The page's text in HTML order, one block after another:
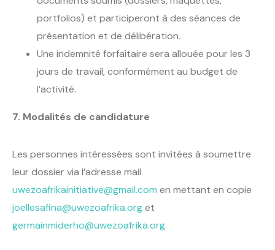
portfolios) et participeront à des séances de
présentation et de délibération.
Une indemnité forfaitaire sera allouée pour les 3
jours de travail, conformément au budget de
l’activité.
7. Modalités de candidature
Les personnes intéressées sont invitées à soumettre
leur dossier via l’adresse mail
uwezoafrikainitiative@gmail.com en mettant en copie
joellesafina@uwezoafrika.orget
germainmiderho@uwezoafrika.org